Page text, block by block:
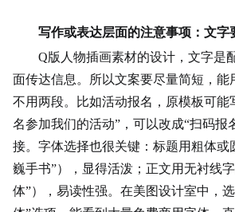
写作或表达层面的注意事项：文字
Q版人物插画素材的设计，文字是
面传达信息。所以文案要尽量简短，能
不用两段。比如活动报名，原模板可能
名参加我们的活动”，可以改成“扫码报
接。字体选择也很关键：标题用粗体或
巍手书”），显得活泼；正文用无衬线
体”），易读性强。在美图设计室中，